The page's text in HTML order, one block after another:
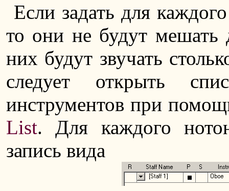
Если задать для
то они не будут мешать
них будут звучать
следует открыть
инструментов при
List. Для каждого
запись вида